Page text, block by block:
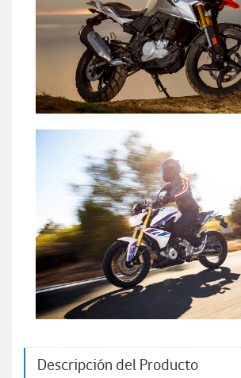
Descripción del Producto